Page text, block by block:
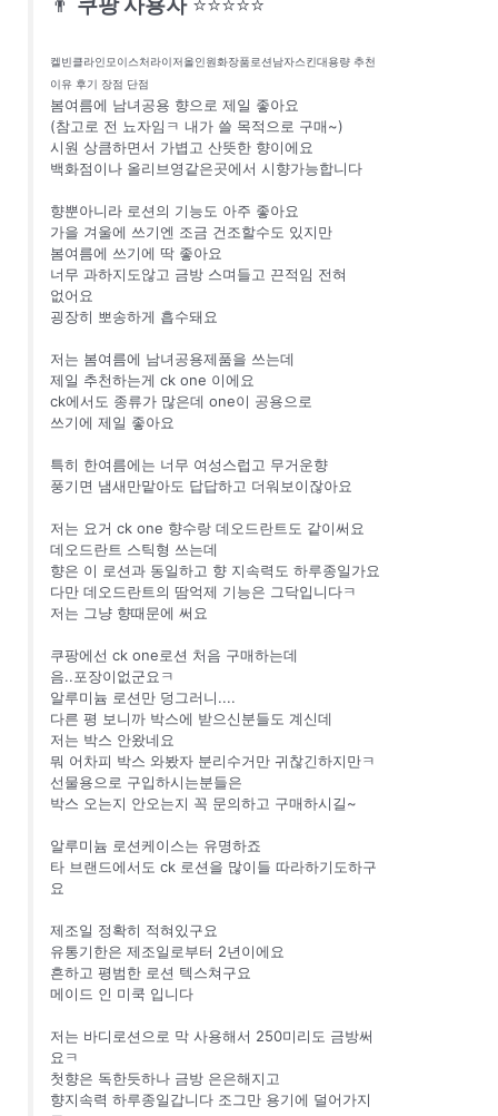
👨 쿠팡 사용자 ⭐⭐⭐⭐⭐
켈빈클라인모이스처라이저올인원화장품로션남자스킨대용량 추천
이유 후기 장점 단점
봄여름에 남녀공용 향으로 제일 좋아요
(참고로 전 뇨자임ㅋ 내가 쓸 목적으로 구매~)
시원 상큼하면서 가볍고 산뜻한 향이에요
백화점이나 올리브영같은곳에서 시향가능합니다
향뿐아니라 로션의 기능도 아주 좋아요
가을 겨울에 쓰기엔 조금 건조할수도 있지만
봄여름에 쓰기에 딱 좋아요
너무 과하지도않고 금방 스며들고 끈적임 전혀
없어요
굉장히 뽀송하게 흡수돼요
저는 봄여름에 남녀공용제품을 쓰는데
제일 추천하는게 ck one 이에요
ck에서도 종류가 많은데 one이 공용으로
쓰기에 제일 좋아요
특히 한여름에는 너무 여성스럽고 무거운향
풍기면 냄새만맡아도 답답하고 더워보이잖아요
저는 요거 ck one 향수랑 데오드란트도 같이써요
데오드란트 스틱형 쓰는데
향은 이 로션과 동일하고 향 지속력도 하루종일가요
다만 데오드란트의 땀억제 기능은 그닥입니다ㅋ
저는 그냥 향때문에 써요
쿠팡에선 ck one로션 처음 구매하는데
음..포장이없군요ㅋ
알루미늄 로션만 덩그러니....
다른 평 보니까 박스에 받으신분들도 계신데
저는 박스 안왔네요
뭐 어차피 박스 와봤자 분리수거만 귀찮긴하지만ㅋ
선물용으로 구입하시는분들은
박스 오는지 안오는지 꼭 문의하고 구매하시길~
알루미늄 로션케이스는 유명하죠
타 브랜드에서도 ck 로션을 많이들 따라하기도하구
요
제조일 정확히 적혀있구요
유통기한은 제조일로부터 2년이에요
흔하고 평범한 로션 텍스쳐구요
메이드 인 미쿡 입니다
저는 바디로션으로 막 사용해서 250미리도 금방써
요ㅋ
첫향은 독한듯하나 금방 은은해지고
향지속력 하루종일갑니다 조그만 용기에 덜어가지